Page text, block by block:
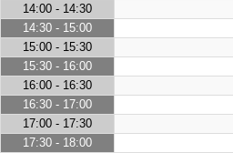
14:00 - 14:30
14:30 - 15:00
15:00 - 15:30
15:30 - 16:00
16:00 - 16:30
16:30 - 17:00
17:00 - 17:30
17:30 - 18:00